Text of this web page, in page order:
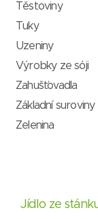
Těstoviny
Tuky
Uzeniny
Výrobky ze sóji
Zahušťovadla
Základní suroviny
Zelenina
Jídlo ze